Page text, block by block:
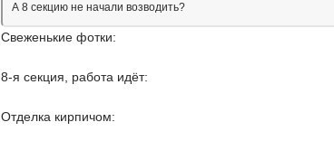
А 8 секцию не начали возводить?
Свеженькие фотки:
8-я секция, работа идёт:
Отделка кирпичом: